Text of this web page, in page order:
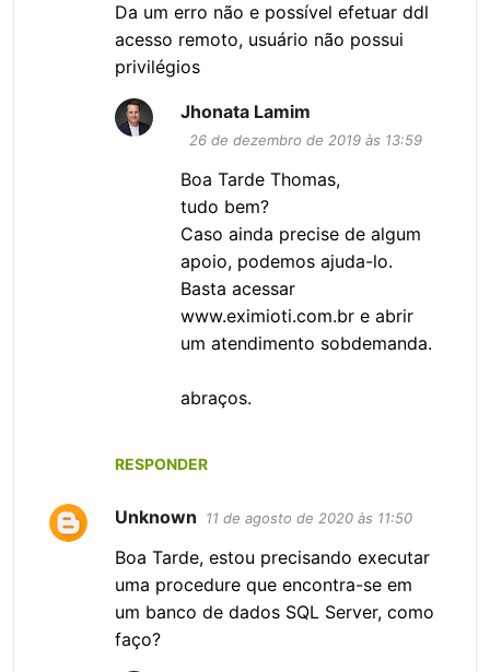
Da um erro não e possível efetuar ddl
acesso remoto, usuário não possui
privilégios
RESPONDER
Jhonata Lamim
26 de dezembro de 2019 às 13:59
Boa Tarde Thomas,
tudo bem?
Caso ainda precise de algum
apoio, podemos ajuda-lo.
Basta acessar
www.eximioti.com.br e abrir
um atendimento sobdemanda.
abraços.
Unknown 11 de agosto de 2020 às 11:50
Boa Tarde, estou precisando executar
uma procedure que encontra-se em
um banco de dados SQL Server, como
faço?